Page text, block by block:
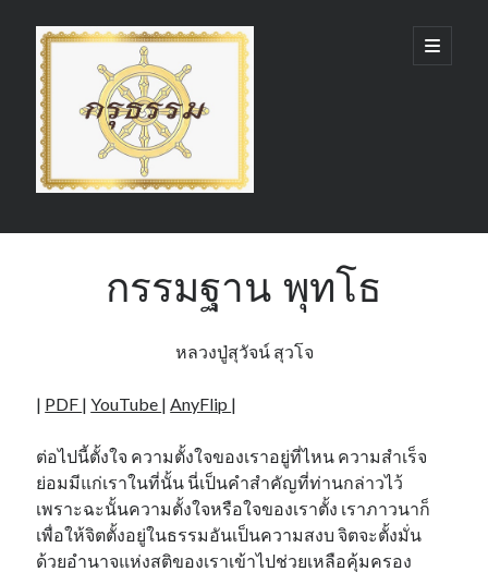
กรุ
ธรรม
(GruDhamma.com)
open
primary
Sidebar
กรรมฐาน พุทโธ
หลวงปู่สุวัจน์ สุวโจ
| PDF |YouTube |AnyFlip |
ต่อไปนี้ตั้งใจ ความตั้งใจของเราอยู่ที่ไหน ความสำเร็จ
ย่อมมีแก่เราในที่นั้น นี่เป็นคำสำคัญที่ท่านกล่าวไว้
เพราะฉะนั้นความตั้งใจหรือใจของเราตั้ง เราภาวนาก็
เพื่อให้จิตตั้งอยู่ในธรรมอันเป็นความสงบ จิตจะตั้งมั่น
ด้วยอำนาจแห่งสติของเราเข้าไปช่วยเหลือคุ้มครอง